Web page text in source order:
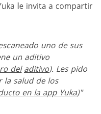
le invita a compartir
uno de sus
un aditivo
del aditivo). Les pido
la salud de los
en la app Yuka)"